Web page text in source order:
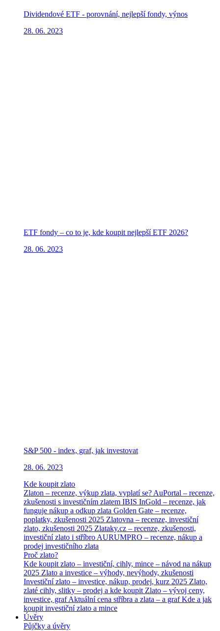
Dividendové ETF - porovnání, nejlepší fondy, výnos
28. 06. 2023
ETF fondy – co to je, kde koupit nejlepší ETF 2026?
28. 06. 2023
S&P 500 - index, graf, jak investovat
28. 06. 2023
Kde koupit zlato
Zlaton – recenze, výkup zlata, vyplatí se? AuPortal – recenze,
zkušenosti s investičním zlatem IBIS InGold – recenze, jak
funguje nákup a odkup zlata Golden Gate – recenze,
poplatky, zkušenosti 2025 Zlatovna – recenze, investiční
zlato, zkušenosti 2025 Zlataky.cz – recenze, zkušenosti,
investiční zlato i stříbro AURUMPRO – recenze, nákup a
prodej investičního zlata
Proč zlato?
Kde koupit zlato – investiční, cihly, mince – návod na nákup
2025 Zlato a investice – výhody, nevýhody, zkušenosti
Investiční zlato – investice, nákup, prodej, kurz 2025 Zlato,
zlaté cihly, slitky – prodej a kde koupit Zlato – vývoj ceny,
investice, grafAktuální cena stříbra a zlata – a grafKde a jak
koupit investiční zlato a mince
Úvěry
Půjčky a úvěry